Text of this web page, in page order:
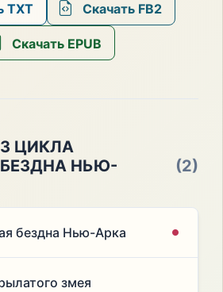
TXT Скачать FB2
Скачать EPUB
ЦИКЛА
НЬЮ-
(2)
бездна Нью-Арка
змея